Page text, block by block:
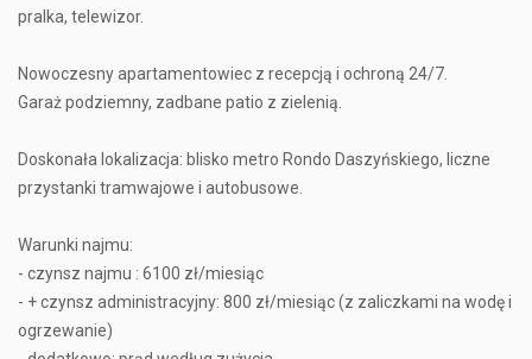
pralka, telewizor.
Nowoczesny apartamentowiec z recepcją i ochroną 24/7.
Garaż podziemny, zadbane patio z zielenią.
Doskonała lokalizacja: blisko metro Rondo Daszyńskiego, liczne
przystanki tramwajowe i autobusowe.
Warunki najmu:
- czynsz najmu : 6100 zł/miesiąc
- + czynsz administracyjny: 800 zł/miesiąc (z zaliczkami na wodę i
ogrzewanie)